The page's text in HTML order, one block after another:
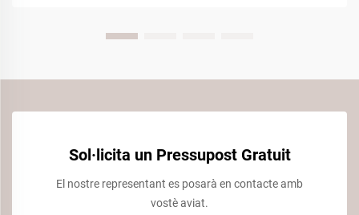
Sol·licita un Pressupost Gratuit
El nostre representant es posarà en contacte amb
vostè aviat.